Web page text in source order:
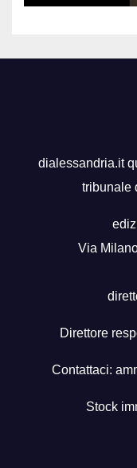
dialessandria.it
tribunale
Via
Direttore
Contattaci:
Stock